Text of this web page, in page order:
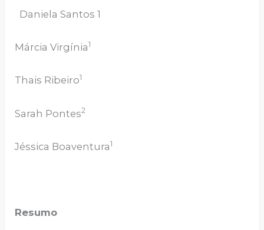
Daniela Santos 1
Márcia Virgínia1
Thais Ribeiro1
Sarah Pontes2
Jéssica Boaventura1
Resumo